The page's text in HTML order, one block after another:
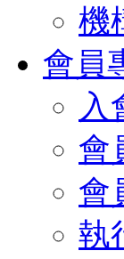
機
會員
入
會
會
執